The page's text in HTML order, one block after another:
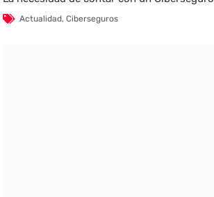
Actualidad,Ciberseguros